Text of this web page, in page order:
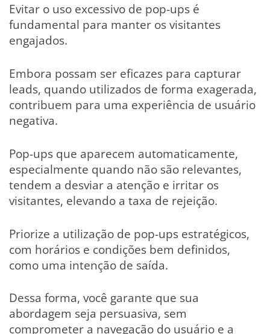
Evitar o uso excessivo de pop-ups é
fundamental para manter os visitantes
engajados.
Embora possam ser eficazes para capturar
leads, quando utilizados de forma exagerada,
contribuem para uma experiência de usuário
negativa.
Pop-ups que aparecem automaticamente,
especialmente quando não são relevantes,
tendem a desviar a atenção e irritar os
visitantes, elevando a taxa de rejeição.
Priorize a utilização de pop-ups estratégicos,
com horários e condições bem definidos,
como uma intenção de saída.
Dessa forma, você garante que sua
abordagem seja persuasiva, sem
comprometer a navegação do usuário e a